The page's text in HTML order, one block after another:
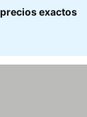
exactos